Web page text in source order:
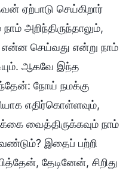
ஏற்பாடு செய்கிறார்
அறிந்திருந்தாலும்,
செய்வது என்று நாம்
ஆகவே இந்த
நோய் நமக்கு
எதிர்கொள்ளவும்,
வைத்திருக்கவும் நாம்
இதைப் பற்றி
தேடினேன், சிறிது